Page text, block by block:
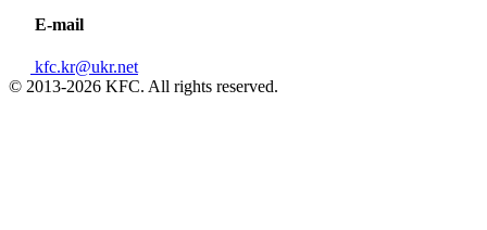
E-mail
kfc.kr@ukr.net
© 2013-2026 KFC. All rights reserved.